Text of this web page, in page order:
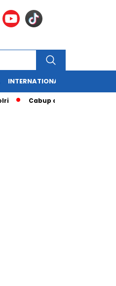
INTERNATIONAL
Cabup dan Cawali Sukabumi